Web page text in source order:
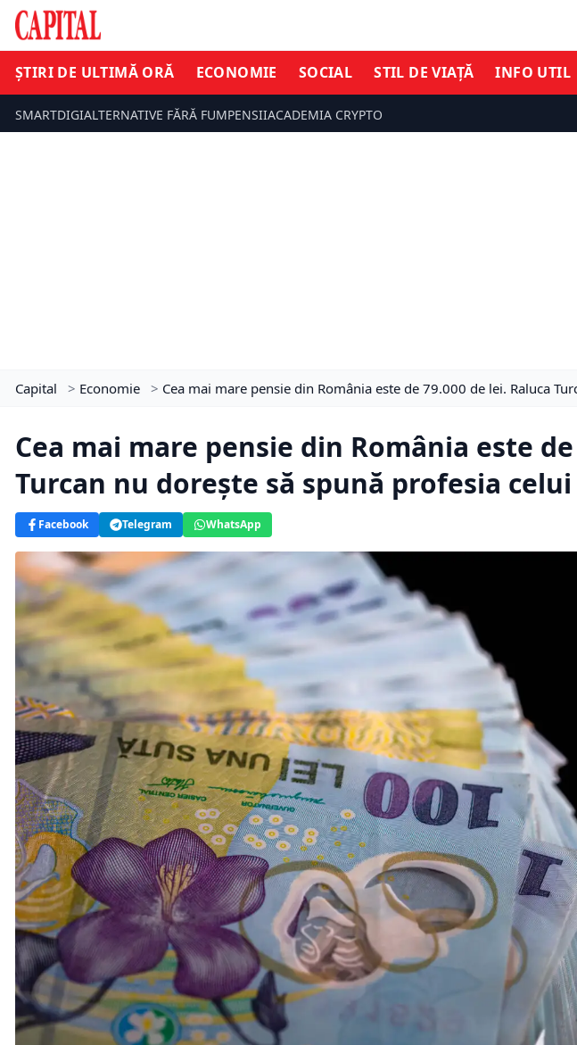
ȘTIRI DE ULTIMĂ ORĂ ECONOMIE SOCIAL STIL DE VIAȚĂ INFO UTIL
SMARTDIGIALTERNATIVE FĂRĂ FUMPENSIIACADEMIA CRYPTO
Capital > Economie > Cea mai mare pensie din România este de 79.000 de lei. Raluca
Cea mai mare pensie din România este
Turcan nu dorește să spună profesia
Facebook Telegram WhatsApp